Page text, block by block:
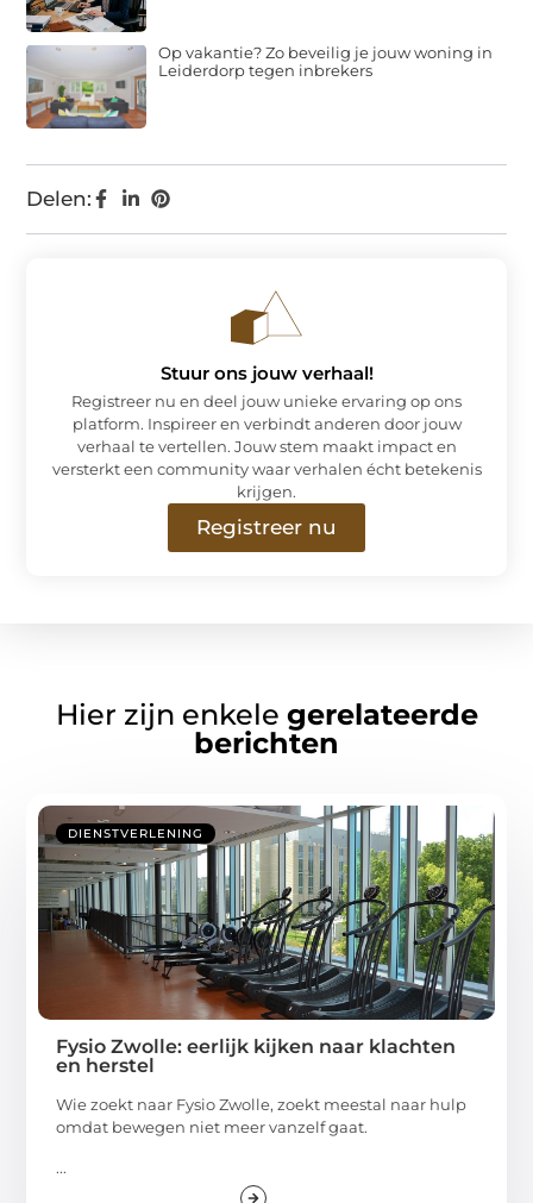
Delen:
Op vakantie? Zo beveilig je jouw woning in
Leiderdorp tegen inbrekers
Stuur ons jouw verhaal!
Registreer nu en deel jouw unieke ervaring op ons
platform. Inspireer en verbindt anderen door jouw
verhaal te vertellen. Jouw stem maakt impact en
versterkt een community waar verhalen écht betekenis
krijgen.
Registreer nu
Hier zijn enkele gerelateerde
berichten
DIENSTVERLENING
Fysio Zwolle: eerlijk kijken naar klachten
en herstel
Wie zoekt naar Fysio Zwolle, zoekt meestal naar hulp
omdat bewegen niet meer vanzelf gaat.
...